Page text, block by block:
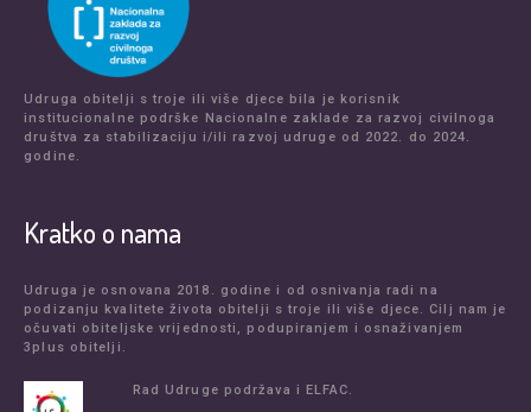
Udruga obitelji s troje ili više djece bila je korisnik
institucionalne podrške Nacionalne zaklade za razvoj civilnoga
društva za stabilizaciju i/ili razvoj udruge od 2022. do 2024.
godine.
Kratko o nama
Udruga je osnovana 2018. godine i od osnivanja radi na
podizanju kvalitete života obitelji s troje ili više djece. Cilj nam je
očuvati obiteljske vrijednosti, podupiranjem i osnaživanjem
3plus obitelji.
Rad Udruge podržava i ELFAC.